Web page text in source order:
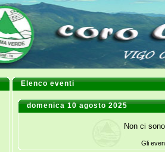
Elenco eventi
domenica 10 agosto 2025
Non ci
Gli